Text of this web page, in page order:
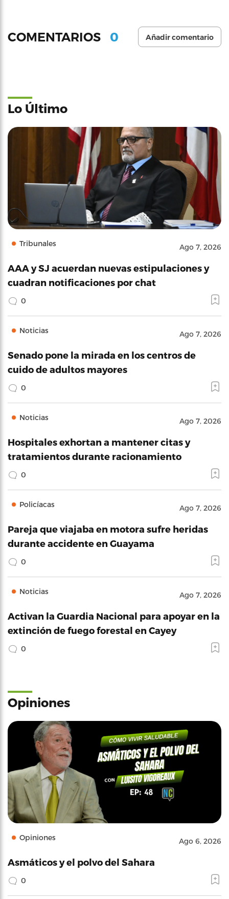
COMENTARIOS 0 Añadir comentario
Lo Último
Tribunales Ago 7, 2026
AAA y SJ acuerdan nuevas estipulaciones y
cuadran notificaciones por chat
0
Noticias Ago 7, 2026
Senado pone la mirada en los centros de
cuido de adultos mayores
0
Noticias Ago 7, 2026
Hospitales exhortan a mantener citas y
tratamientos durante racionamiento
0
Policíacas Ago 7, 2026
Pareja que viajaba en motora sufre heridas
durante accidente en Guayama
0
Noticias Ago 7, 2026
Activan la Guardia Nacional para apoyar en la
extinción de fuego forestal en Cayey
0
Opiniones
Opiniones Ago 6, 2026
Asmáticos y el polvo del Sahara
0